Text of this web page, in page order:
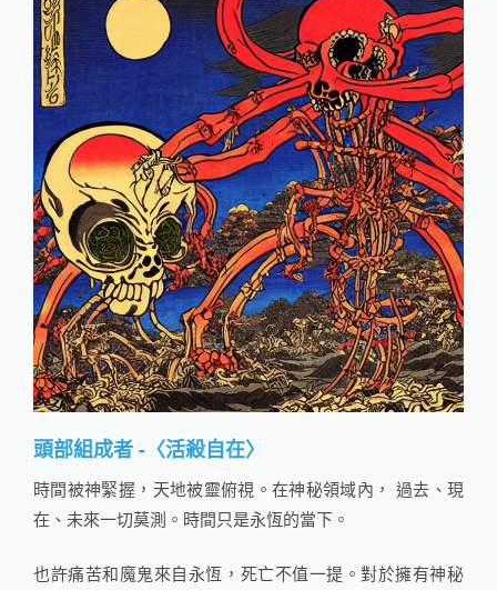
頭部組成者 -〈活殺自在〉
時間被神緊握，天地被靈俯視。在神秘領域內， 過去、現
在、未來一切莫測。時間只是永恆的當下。
也許痛苦和魔鬼來自永恆，死亡不值一提。對於擁有神秘